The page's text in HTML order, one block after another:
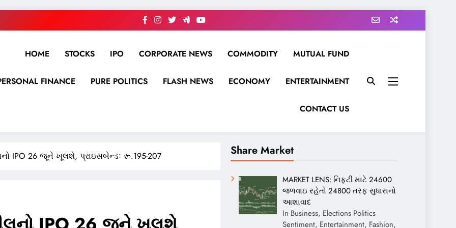
HOME STOCKS IPO CORPORATE NEWS COMMODITY MUTUAL FUND
FINANCE PURE POLITICS FLASH NEWS ECONOMY ENTERTAINMENT
CONTACT US
IPO 26 જૂને ખૂલશે, પ્રાઇસબેન્ડઃ રૂ.195-207 Share Market
MARKET LENS: નિફ્ટી માટે 24600
જળવાઇ રહેતો 24800 તરફ સુધારાનો
આશાવાદ
In Business, Elections Politics
Sentiment, Entertainment, Fashion,